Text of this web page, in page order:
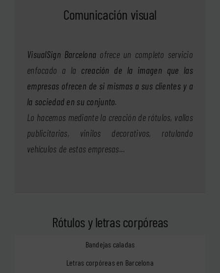
Comunicación visual
VisualSign Barcelona ofrece un completo servicio
enfocado a la creación de la imagen que las
empresas ofrecen de si mismas a sus clientes y a
la sociedad en su conjunto.
Lo hacemos mediante la creación de rótulos, vallas
publicitarias, vinilos decorativos, rotulando
vehículos de estas empresas…
Rótulos y letras corpóreas
Bandejas caladas
Letras corpóreas en Barcelona